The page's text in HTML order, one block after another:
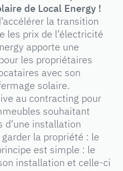
de Local Energy !
la transition
les prix de l’électricité
apporte une
les propriétaires
avec son
solaire.
au contracting pour
souhaitant
installation
la propriété : le
est simple : le
installation et celle-ci